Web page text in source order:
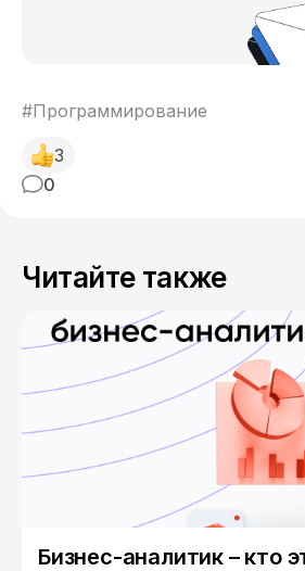
#Программирование
0
3
Читайте также
Бизнес-аналитик – кто